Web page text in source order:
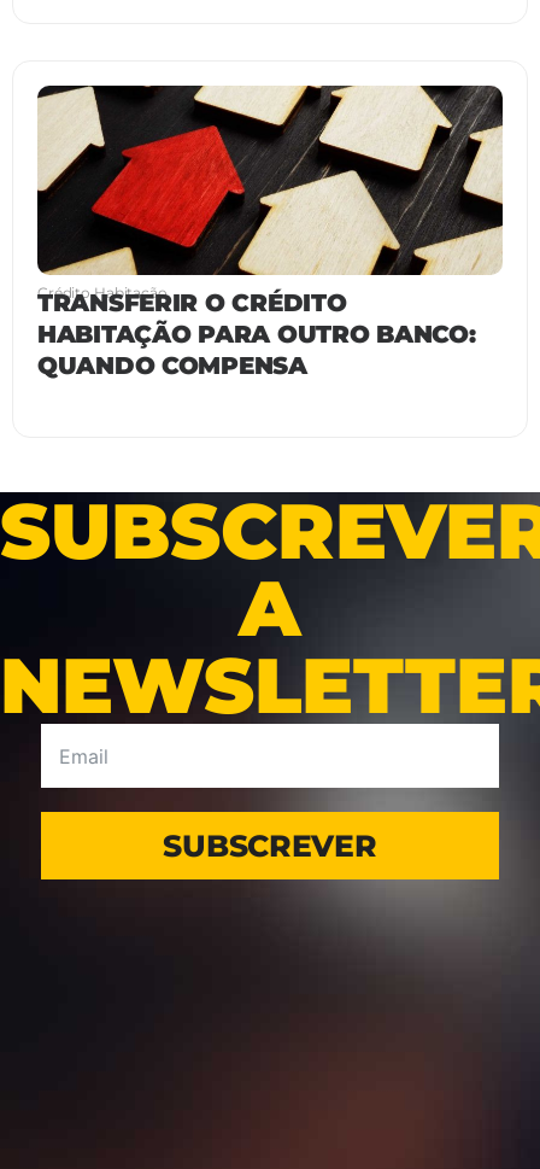
Crédito Habitação
TRANSFERIR O CRÉDITO
HABITAÇÃO PARA OUTRO BANCO:
QUANDO COMPENSA
A
SUBSCREVER